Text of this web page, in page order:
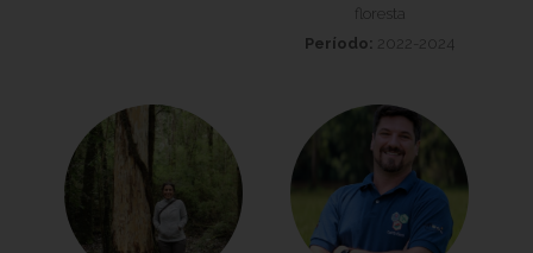
floresta
Período: 2022-2024